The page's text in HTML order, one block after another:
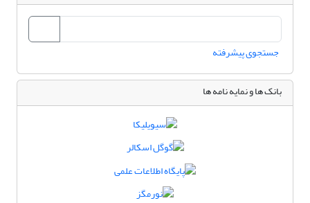
جستجوی پیشرفته
بانک ها و نمایه نامه ها